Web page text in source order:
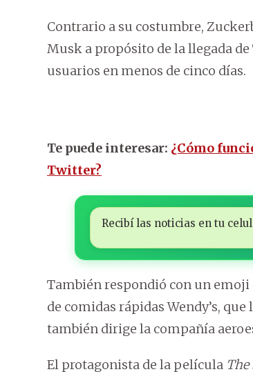
Contrario a su costumbre,
Musk a propósito de la llegada
usuarios en menos de cinco días.
Te puede interesar: ¿Cómo
Twitter?
Recibí las noticias en tu
También respondió con un emoji
de comidas rápidas Wendy’s,
también dirige la compañía
El protagonista de la película The